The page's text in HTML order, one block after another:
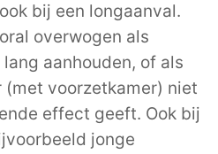
bij een longaanval.
overwogen als
aanhouden, of als
voorzetkamer) niet
effect geeft. Ook bij
jonge